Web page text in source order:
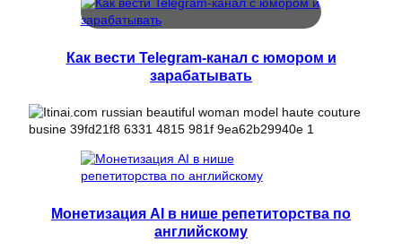
Как вести Telegram-канал с юмором и
зарабатывать
Монетизация AI в нише репетиторства по
английскому